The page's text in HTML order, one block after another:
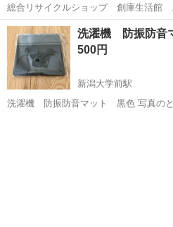
総合リサイクルショップ 創庫生活館 上越店です
TOSHIBAの全自動洗濯機になります。 AW-
55.5㎝ 奥行56㎝ 高
新潟 上越市 生活家電 創庫生
洗濯機 防振防音
500円
新潟大学前駅
洗濯機 防振防音マット 黒色 写真のとおり新品未開封です。 賃貸ア